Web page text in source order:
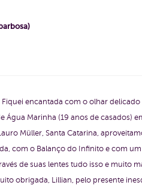
encantada com o olhar delicado
Marinha (19 anos de casados)
Müller, Santa Catarina,
com o Balanço do Infinito e com
de suas lentes tudo isso e muito
obrigada, Lillian, pelo presente